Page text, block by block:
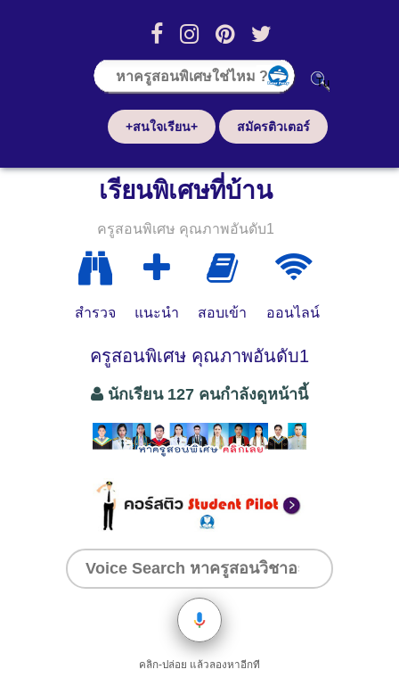
+สนใจเรียน+ สมัครติวเตอร์
เรียนพิเศษที่บ้าน
ครูสอนพิเศษ คุณภาพอันดับ1
สำรวจ แนะนำ สอบเข้า ออนไลน์
ครูสอนพิเศษ คุณภาพอันดับ1
นักเรียน 127 คนกำลังดูหน้านี้
คลิก-ปล่อย แล้วลองหาอีกที